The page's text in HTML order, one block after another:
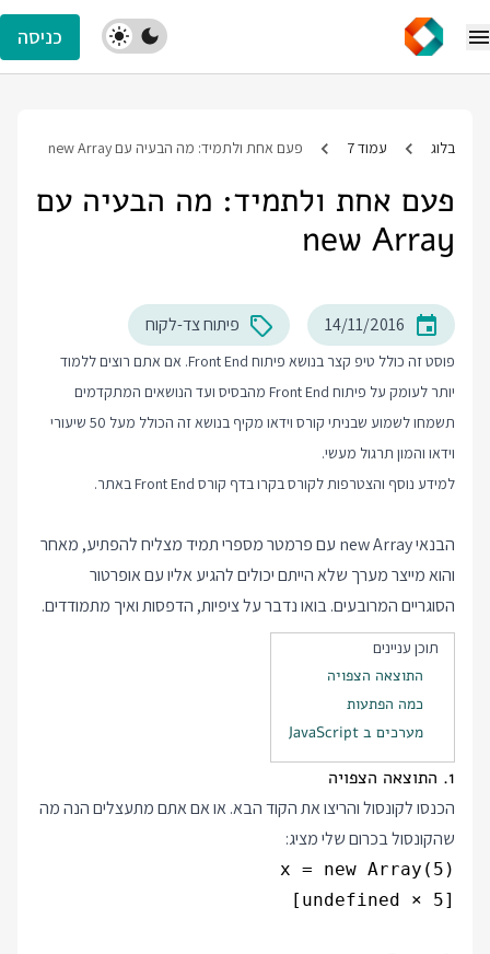
כניסה
בלוג עמוד 7 פעם אחת ולתמיד: מה הבעיה עם new Array
פעם אחת ולתמיד: מה הבעיה עם
new Array
14/11/2016 פיתוח צד-לקוח
פוסט זה כולל טיפ קצר בנושא פיתוח Front End. אם אתם רוצים ללמוד
יותר לעומק על פיתוח Front End מהבסיס ועד הנושאים המתקדמים
תשמחו לשמוע שבניתי קורס וידאו מקיף בנושא זה הכולל מעל 50 שיעורי
וידאו והמון תרגול מעשי.
למידע נוסף והצטרפות לקורס בקרו בדף קורס Front End באתר.
הבנאי new Array עם פרמטר מספרי תמיד מצליח להפתיע, מאחר
והוא מייצר מערך שלא הייתם יכולים להגיע אליו עם אופרטור
הסוגריים המרובעים. בואו נדבר על ציפיות, הדפסות ואיך מתמודדים.
תוכן עניינים
התוצאה הצפויה
כמה הפתעות
מערכים ב JavaScript
1. התוצאה הצפויה
הכנסו לקונסול והריצו את הקוד הבא. או אם אתם מתעצלים הנה מה
שהקונסול בכרום שלי מציג: